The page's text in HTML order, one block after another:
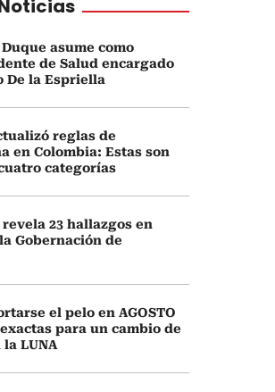
asume como
de Salud encargado
De la Espriella
reglas de
en Colombia: Estas son
categorías
23 hallazgos en
Gobernación de
el pelo en AGOSTO
para un cambio de
LUNA